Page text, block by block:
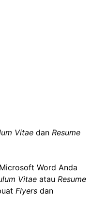
Vitae dan Resume
Word Anda
Vitae atau Resume
Flyers dan